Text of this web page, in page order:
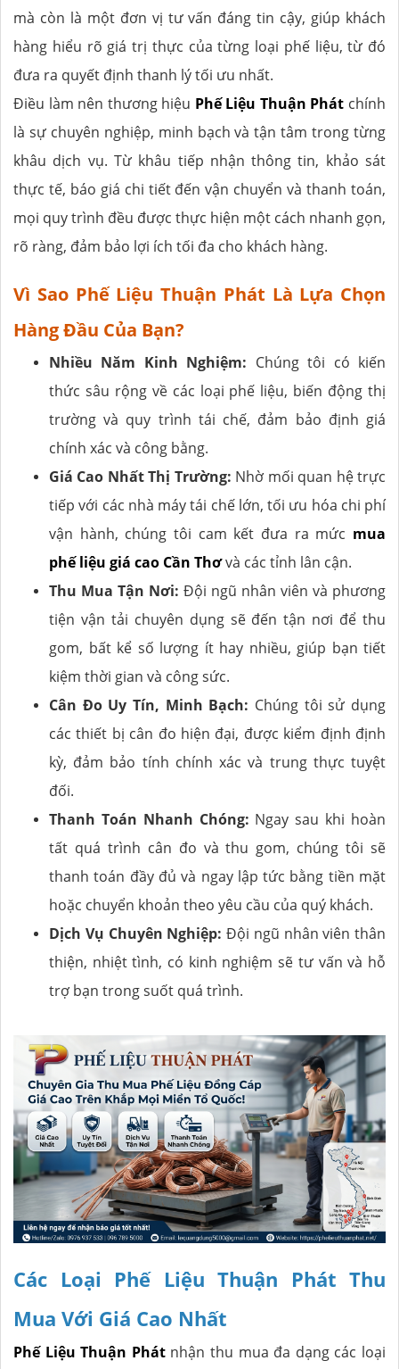
mà còn là một đơn vị tư vấn đáng tin cậy, giúp khách
hàng hiểu rõ giá trị thực của từng loại phế liệu, từ đó
đưa ra quyết định thanh lý tối ưu nhất.
Điều làm nên thương hiệu Phế Liệu Thuận Phát chính
là sự chuyên nghiệp, minh bạch và tận tâm trong từng
khâu dịch vụ. Từ khâu tiếp nhận thông tin, khảo sát
thực tế, báo giá chi tiết đến vận chuyển và thanh toán,
mọi quy trình đều được thực hiện một cách nhanh gọn,
rõ ràng, đảm bảo lợi ích tối đa cho khách hàng.
Vì Sao Phế Liệu Thuận Phát Là Lựa Chọn
Hàng Đầu Của Bạn?
Nhiều Năm Kinh Nghiệm: Chúng tôi có kiến
thức sâu rộng về các loại phế liệu, biến động thị
trường và quy trình tái chế, đảm bảo định giá
chính xác và công bằng.
Giá Cao Nhất Thị Trường: Nhờ mối quan hệ trực
tiếp với các nhà máy tái chế lớn, tối ưu hóa chi phí
vận hành, chúng tôi cam kết đưa ra mức mua
phế liệu giá cao Cần Thơvà các tỉnh lân cận.
Thu Mua Tận Nơi: Đội ngũ nhân viên và phương
tiện vận tải chuyên dụng sẽ đến tận nơi để thu
gom, bất kể số lượng ít hay nhiều, giúp bạn tiết
kiệm thời gian và công sức.
Cân Đo Uy Tín, Minh Bạch: Chúng tôi sử dụng
các thiết bị cân đo hiện đại, được kiểm định định
kỳ, đảm bảo tính chính xác và trung thực tuyệt
đối.
Thanh Toán Nhanh Chóng: Ngay sau khi hoàn
tất quá trình cân đo và thu gom, chúng tôi sẽ
thanh toán đầy đủ và ngay lập tức bằng tiền mặt
hoặc chuyển khoản theo yêu cầu của quý khách.
Dịch Vụ Chuyên Nghiệp: Đội ngũ nhân viên thân
thiện, nhiệt tình, có kinh nghiệm sẽ tư vấn và hỗ
trợ bạn trong suốt quá trình.
Các Loại Phế Liệu Thuận Phát Thu
Mua Với Giá Cao Nhất
Phế Liệu Thuận Phátnhận thu mua đa dạng các loại